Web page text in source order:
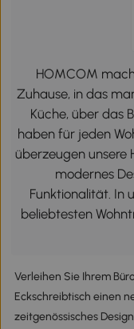
HOMCOM
Zuhause, in das
Küche, über das
haben für jeden
überzeugen unsere
modernes
Funktionalität. In
beliebtesten
Verleihen Sie Ihrem
Eckschreibtisch einen
zeitgenössisches